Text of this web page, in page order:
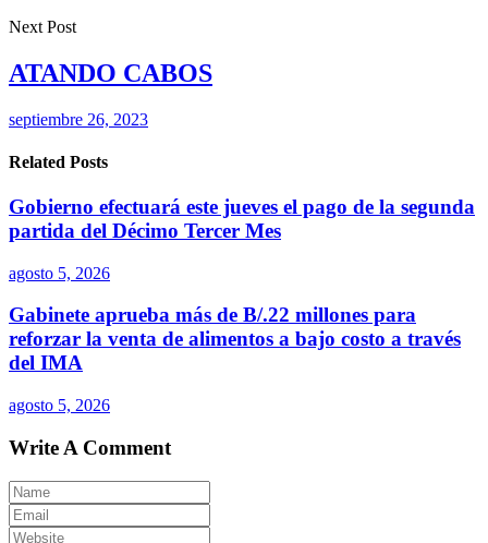
Next Post
ATANDO CABOS
septiembre 26, 2023
Related Posts
Gobierno efectuará este jueves el pago de la segunda
partida del Décimo Tercer Mes
agosto 5, 2026
Gabinete aprueba más de B/.22 millones para
reforzar la venta de alimentos a bajo costo a través
del IMA
agosto 5, 2026
Write A Comment